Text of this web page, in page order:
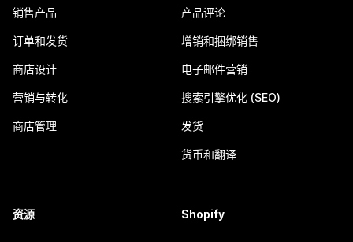
销售产品
订单和发货
商店设计
营销与转化
商店管理
产品评论
增销和捆绑销售
电子邮件营销
搜索引擎优化 (SEO)
发货
货币和翻译
资源 Shopify